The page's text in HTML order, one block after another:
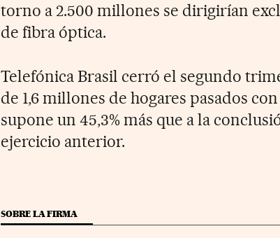
torno a 2.500 millones se dirigirían
de fibra óptica.
Telefónica Brasil cerró el segundo
de 1,6 millones de hogares pasados
supone un 45,3% más que a la
ejercicio anterior.
SOBRE LA FIRMA